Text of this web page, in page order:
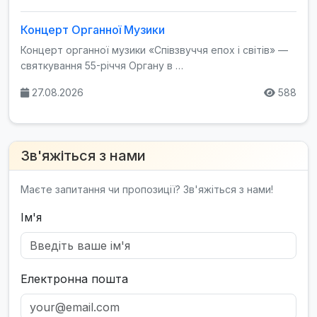
Концерт Органної Музики
Концерт органної музики «Співзвуччя епох і світів» —
святкування 55-річчя Органу в …
27.08.2026 588
Зв'яжіться з нами
Маєте запитання чи пропозиції? Зв'яжіться з нами!
Ім'я
Електронна пошта